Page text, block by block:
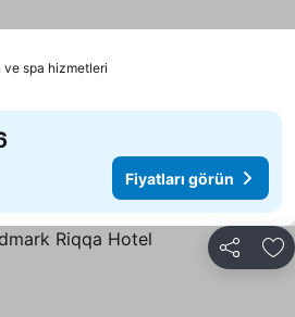
ve spa hizmetleri
görün
Fiyatları görün
Paylaş